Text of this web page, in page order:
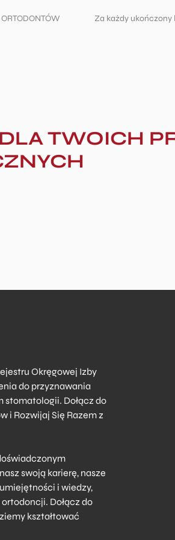
Za każdy ukończony
TWOICH
Okręgowej Izby
do przyznawania
Dołącz do
i Rozwijaj Się Razem z
swoją karierę, nasze
i wiedzy,
Dołącz do
kształtować